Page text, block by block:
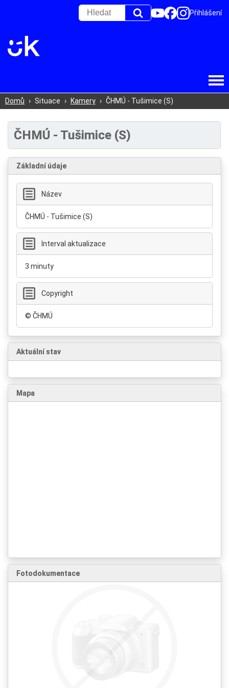
Přihlášení
Domů › Situace › Kamery › ČHMÚ - Tušimice (S)
ČHMÚ - Tušimice (S)
Základní údaje
Název
ČHMÚ - Tušimice (S)
Interval aktualizace
3 minuty
Copyright
© ČHMÚ
Aktuální stav
Mapa
Fotodokumentace